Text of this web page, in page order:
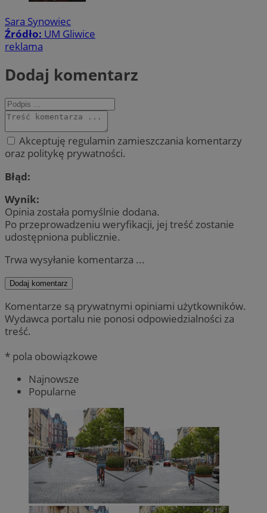
Sara Synowiec
Źródło: UM Gliwice
reklama
Dodaj komentarz
Akceptuję regulamin zamieszczania komentarzy
oraz politykę prywatności.
Błąd:
Wynik:
Opinia została pomyślnie dodana.
Po przeprowadzeniu weryfikacji, jej treść zostanie
udostępniona publicznie.
Trwa wysyłanie komentarza ...
Dodaj komentarz
Komentarze są prywatnymi opiniami użytkowników.
Wydawca portalu nie ponosi odpowiedzialności za
treść.
* pola obowiązkowe
Najnowsze
Popularne